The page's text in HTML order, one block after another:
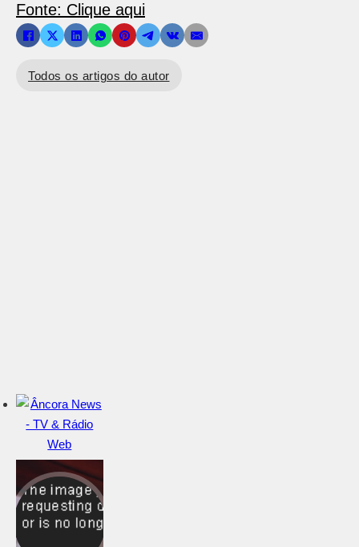
Fonte: Clique aqui
Todos os artigos do autor